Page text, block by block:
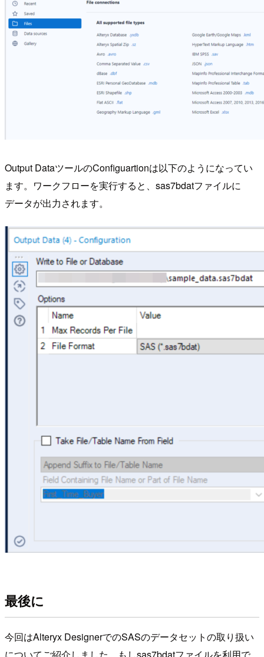
Output DataツールのConfiguartionは以下のようになってい
ます。ワークフローを実行すると、sas7bdatファイルに
データが出力されます。
最後に
今回はAlteryx DesignerでのSASのデータセットの取り扱い
についてご紹介しました。もしsas7bdatファイルを利用で